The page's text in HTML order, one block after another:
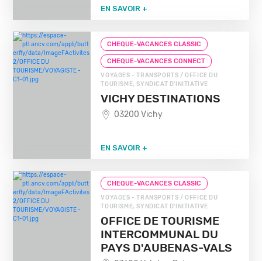
EN SAVOIR +
CHEQUE-VACANCES CLASSIC
CHEQUE-VACANCES CONNECT
VOYAGES - TRANSPORTS / OFFICE DU
TOURISME, SYNDICAT D'INITIATIVE
VICHY DESTINATIONS
03200 Vichy
EN SAVOIR +
CHEQUE-VACANCES CLASSIC
VOYAGES - TRANSPORTS / OFFICE DU
TOURISME, SYNDICAT D'INITIATIVE
OFFICE DE TOURISME
INTERCOMMUNAL DU
PAYS D'AUBENAS-VALS